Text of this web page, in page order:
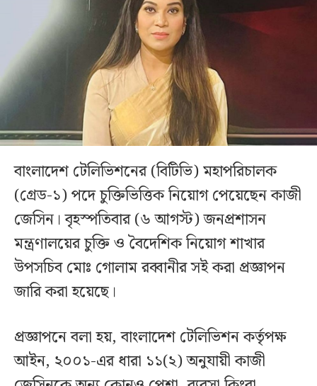
বাংলাদেশ টেলিভিশনের (বিটিভি) মহাপরিচালক
(গ্রেড-১) পদে চুক্তিভিত্তিক নিয়োগ পেয়েছেন কাজী
জেসিন। বৃহস্পতিবার (৬ আগস্ট) জনপ্রশাসন
মন্ত্রণালয়ের চুক্তি ও বৈদেশিক নিয়োগ শাখার
উপসচিব মোঃ গোলাম রব্বানীর সই করা প্রজ্ঞাপন
জারি করা হয়েছে।
প্রজ্ঞাপনে বলা হয়, বাংলাদেশ টেলিভিশন কর্তৃপক্ষ
আইন, ২০০১-এর ধারা ১১(২) অনুযায়ী কাজী